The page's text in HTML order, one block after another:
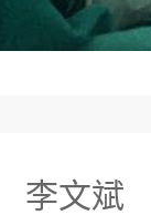
李文斌